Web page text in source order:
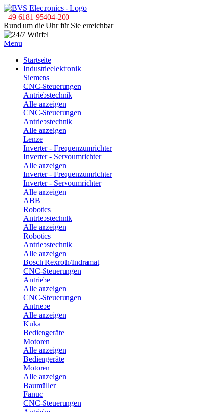
+49 6181 95404-200
Rund um die Uhr für Sie erreichbar
Menu
Startseite
Industrieelektronik
Siemens
CNC-Steuerungen
Antriebstechnik
Alle anzeigen
CNC-Steuerungen
Antriebstechnik
Alle anzeigen
Lenze
Inverter - Frequenzumrichter
Inverter - Servoumrichter
Alle anzeigen
Inverter - Frequenzumrichter
Inverter - Servoumrichter
Alle anzeigen
ABB
Robotics
Antriebstechnik
Alle anzeigen
Robotics
Antriebstechnik
Alle anzeigen
Bosch Rexroth/Indramat
CNC-Steuerungen
Antriebe
Alle anzeigen
CNC-Steuerungen
Antriebe
Alle anzeigen
Kuka
Bediengeräte
Motoren
Alle anzeigen
Bediengeräte
Motoren
Alle anzeigen
Baumüller
Fanuc
CNC-Steuerungen